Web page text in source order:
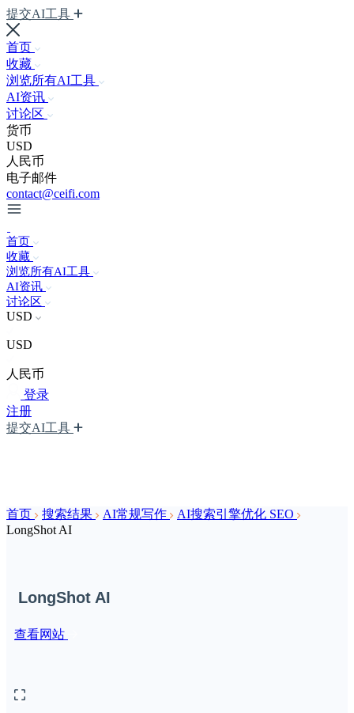
提交AI工具
首页
收藏
浏览所有AI工具
AI资讯
讨论区
货币
USD
人民币
电子邮件
contact@ceifi.com
首页
收藏
浏览所有AI工具
AI资讯
讨论区
USD
USD
人民币
登录
注册
提交AI工具
首页 搜索结果 AI常规写作
AI搜索引擎优化 SEO
LongShot AI
LongShot AI
查看网站